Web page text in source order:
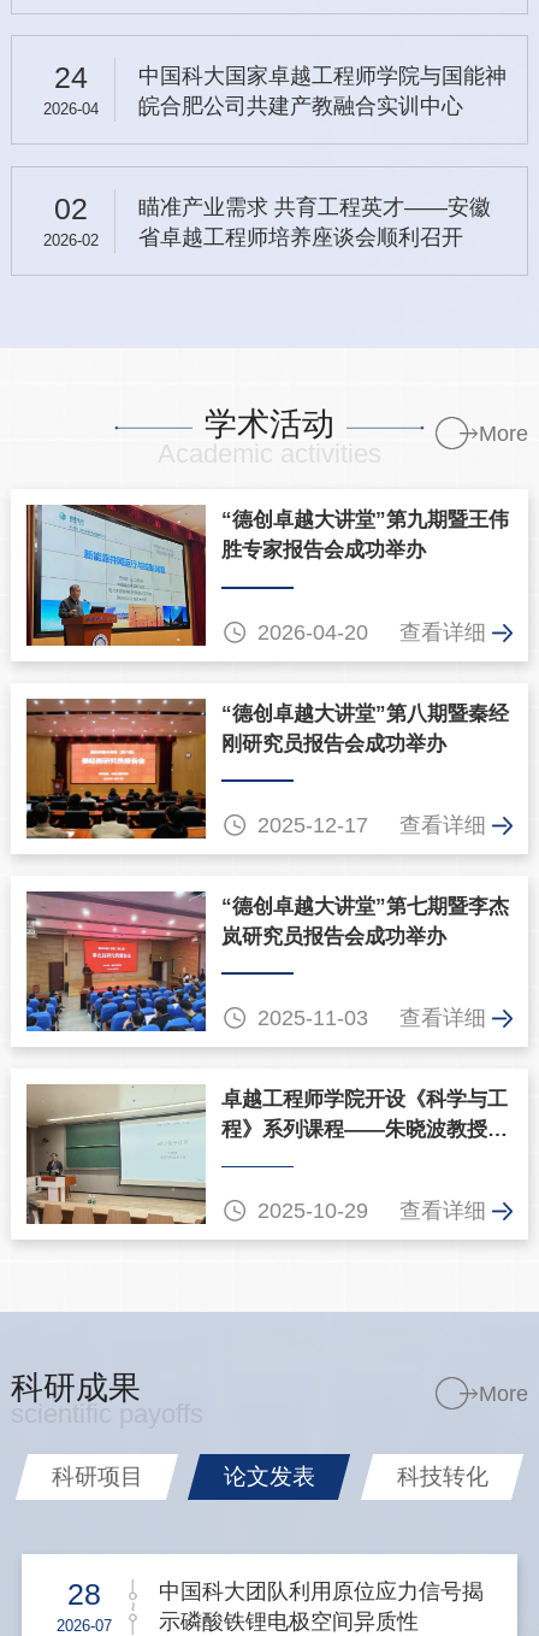
与会领导及嘉宾共同合影留念。合影留念国家能源集
配套30万、60万、100万千
24
2026-04
中国科大国家卓越工程师学院与国能神
皖合肥公司共建产教融合实训中心
02
2026-02
瞄准产业需求 共育工程英才——安徽
省卓越工程师培养座谈会顺利召开
More
学术活动
Academic activities
“德创卓越大讲堂”第九期暨王伟
胜专家报告会成功举办
 2026-04-20 查看详细
“德创卓越大讲堂”第八期暨秦经
刚研究员报告会成功举办
 2025-12-17 查看详细
“德创卓越大讲堂”第七期暨李杰
岚研究员报告会成功举办
 2025-11-03 查看详细
卓越工程师学院开设《科学与工
程》系列课程——朱晓波教授首
 2025-10-29 查看详细
科研成果
scientific payoffs
科研项目 论文发表 科技转化
More
28
2026-07
中国科大团队利用原位应力信号揭
示磷酸铁锂电极空间异质性